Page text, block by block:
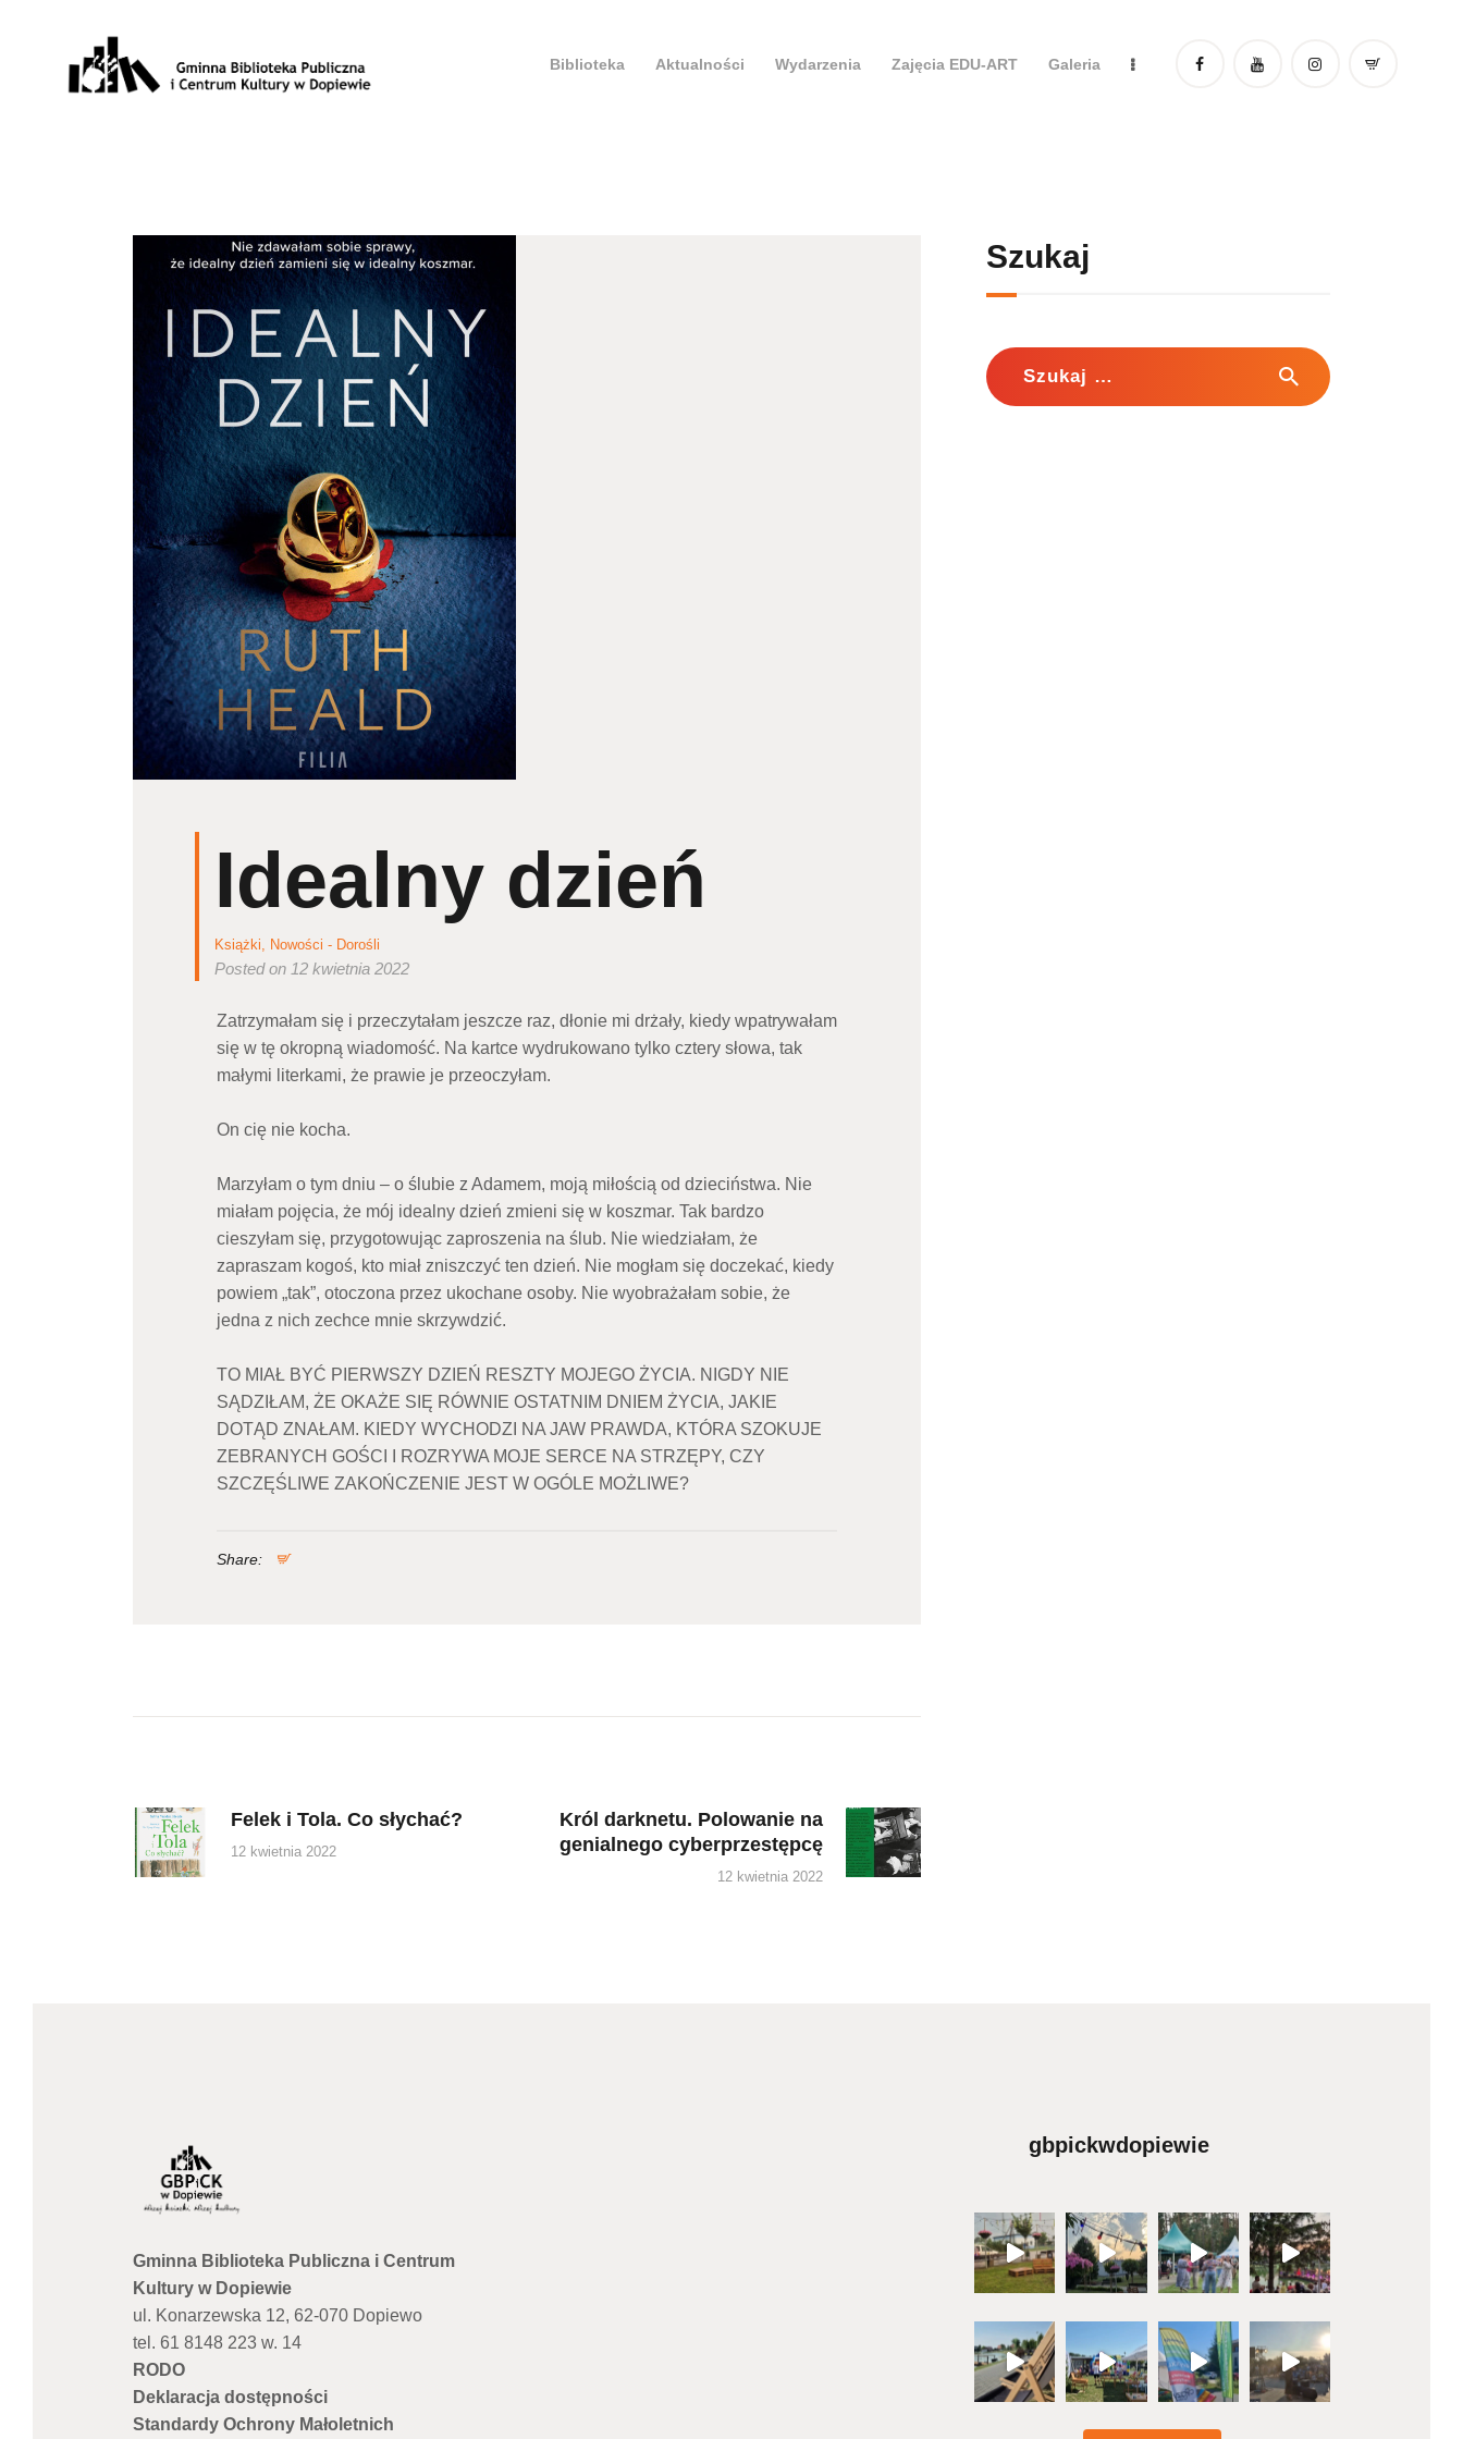
Biblioteka Aktualności Wydarzenia Zajęcia EDU-ART Galeria
Idealny dzień
Książki Nowości - Dorośli
Posted on 12 kwietnia 2022
Zatrzymałam się i przeczytałam jeszcze raz, dłonie mi drżały, kiedy wpatrywałam
się w tę okropną wiadomość. Na kartce wydrukowano tylko cztery słowa, tak
małymi literkami, że prawie je przeoczyłam.
On cię nie kocha.
Marzyłam o tym dniu – o ślubie z Adamem, moją miłością od dzieciństwa. Nie
miałam pojęcia, że mój idealny dzień zmieni się w koszmar. Tak bardzo
cieszyłam się, przygotowując zaproszenia na ślub. Nie wiedziałam, że
zapraszam kogoś, kto miał zniszczyć ten dzień. Nie mogłam się doczekać, kiedy
powiem „tak”, otoczona przez ukochane osoby. Nie wyobrażałam sobie, że
jedna z nich zechce mnie skrzywdzić.
TO MIAŁ BYĆ PIERWSZY DZIEŃ RESZTY MOJEGO ŻYCIA. NIGDY NIE
SĄDZIŁAM, ŻE OKAŻE SIĘ RÓWNIE OSTATNIM DNIEM ŻYCIA, JAKIE
DOTĄD ZNAŁAM. KIEDY WYCHODZI NA JAW PRAWDA, KTÓRA SZOKUJE
ZEBRANYCH GOŚCI I ROZRYWA MOJE SERCE NA STRZĘPY, CZY
SZCZĘŚLIWE ZAKOŃCZENIE JEST W OGÓLE MOŻLIWE?
Share:
wpisuPrevious
post:
Felek i Tola. Co słychać?
12 kwietnia 2022
Next
post:
Król darknetu. Polowanie na
genialnego cyberprzestępcę
12 kwietnia 2022
Szukaj
Szukaj:
Gminna Biblioteka Publiczna i Centrum
Kultury w Dopiewie
ul. Konarzewska 12, 62-070 Dopiewo
tel. 61 8148 223 w. 14
RODO
Deklaracja dostępności
Standardy Ochrony Małoletnich
gbpickwdopiewie